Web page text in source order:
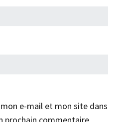
e-mail et mon site dans